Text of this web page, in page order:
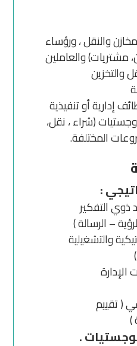
والنقل ، ورؤساء
مشتريات) والعاملين
والتخزين
إدارية أو تنفيذية
(شراء ، نقل،
المختلفة.
:
ذوي التفكير
– الرسالة )
والتشغيلية
( تقييم
)
.